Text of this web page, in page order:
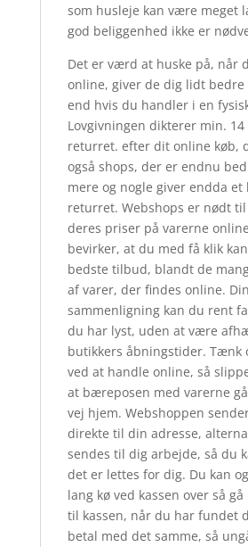
som husleje kan være meget
god beliggenhed ikke er
Det er værd at huske på, når
online, giver de dig lidt
end hvis du handler i en
Lovgivningen dikterer min. 14
returret. efter dit online køb,
også shops, der er endnu
mere og nogle giver endda et
returret. Webshops er nødt
deres priser på varerne
bevirker, at du med få klik
bedste tilbud, blandt de
af varer, der findes online. Din
sammenligning kan du rent
du har lyst, uden at være
butikkers åbningstider. Tænk
ved at handle online, så
at bæreposen med varerne
vej hjem. Webshoppen
direkte til din adresse,
sendes til dig arbejde, så du
det er lettes for dig. Du kan
lang kø ved kassen over så
til kassen, når du har fundet
betal med det samme, så